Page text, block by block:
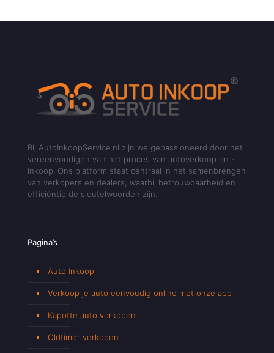
Bij AutoInkoopService.nl zijn we gepassioneerd door het
vereenvoudigen van het proces van autoverkoop en -
inkoop. Ons platform staat centraal in het samenbrengen
van verkopers en dealers, waarbij betrouwbaarheid en
efficiëntie de sleutelwoorden zijn.
Pagina’s
Auto Inkoop
Verkoop je auto eenvoudig online met onze app
Kapotte auto verkopen
Oldtimer verkopen